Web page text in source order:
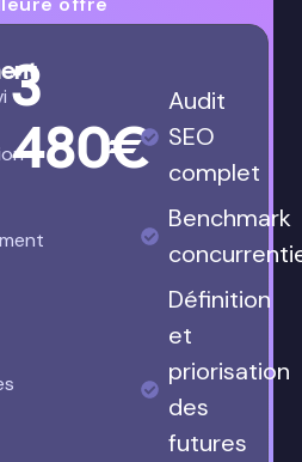
3
480€
Audit
SEO
complet
Benchmark
Définition
et
priorisation
des
futures